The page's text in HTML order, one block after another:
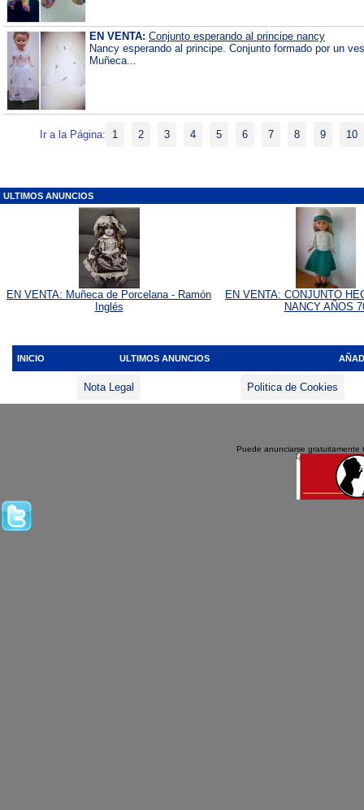
EN VENTA: Conjunto esperando al principe nancy
Nancy esperando al principe. Conjunto formado por un
Muñeca...
Ir a la Página: 1 2 3 4 5 6 7 8 9 10
ULTIMOS ANUNCIOS
EN VENTA: Muñeca de Porcelana - Ramón
Inglés
EN VENTA: CONJUNTO
NANCY AÑOS
INICIO ULTIMOS ANUNCIOS
Nota Legal Politica de Cookies
Puede anunciarse